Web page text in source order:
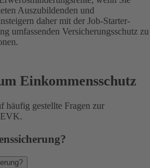
Auszubildenden und
daher mit der Job-Starter-
umfassenden Versicherungsschutz zu
Einkommensschutz
häufig gestellte Fragen zur